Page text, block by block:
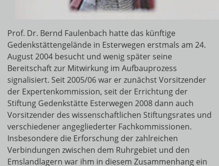
Prof. Dr. Bernd Faulenbach hatte das künftige
Gedenkstättengelände in Esterwegen erstmals am 24.
August 2004 besucht und wenig später seine
Bereitschaft zur Mitwirkung im Aufbauprozess
signalisiert. Seit 2005/06 war er zunächst Vorsitzender
der Expertenkommission, seit der Errichtung der
Stiftung Gedenkstätte Esterwegen 2008 dann auch
Vorsitzender des wissenschaftlichen Stiftungsrates und
verschiedener angegliederter Fachkommissionen.
Insbesondere die Erforschung der zahlreichen
Verbindungen zwischen dem Ruhrgebiet und den
Emslandlagern war ihm in diesem Zusammenhang ein